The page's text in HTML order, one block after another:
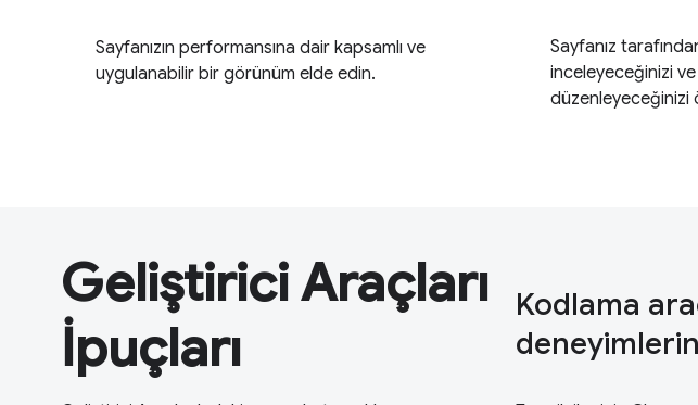
Sayfanızın performansına dair kapsamlı ve
uygulanabilir bir görünüm elde edin.
Sayfanız
inceleyeceğinizi ve
düzenleyeceğinizi
Geliştirici Araçları
İpuçları
Kodlama